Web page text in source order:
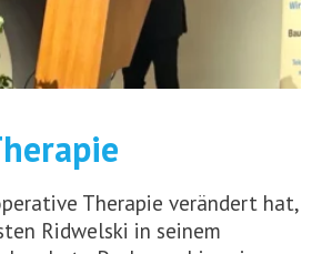
Therapie verändert hat,
Ridwelski in seinem